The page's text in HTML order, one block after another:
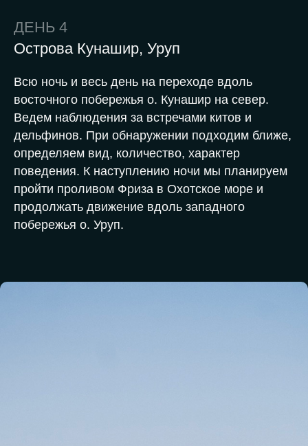
ДЕНЬ 4
Острова Кунашир, Уруп
Всю ночь и весь день на переходе вдоль
восточного побережья о. Кунашир на север.
Ведем наблюдения за встречами китов и
дельфинов. При обнаружении подходим ближе,
определяем вид, количество, характер
поведения. К наступлению ночи мы планируем
пройти проливом Фриза в Охотское море и
продолжать движение вдоль западного
побережья о. Уруп.